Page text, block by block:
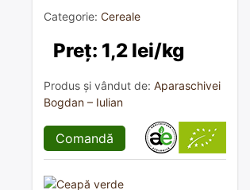
Categorie: Cereale
Preț: 1,2 lei/kg
Produs și vândut de: Aparaschivei
Bogdan – Iulian
Comandă